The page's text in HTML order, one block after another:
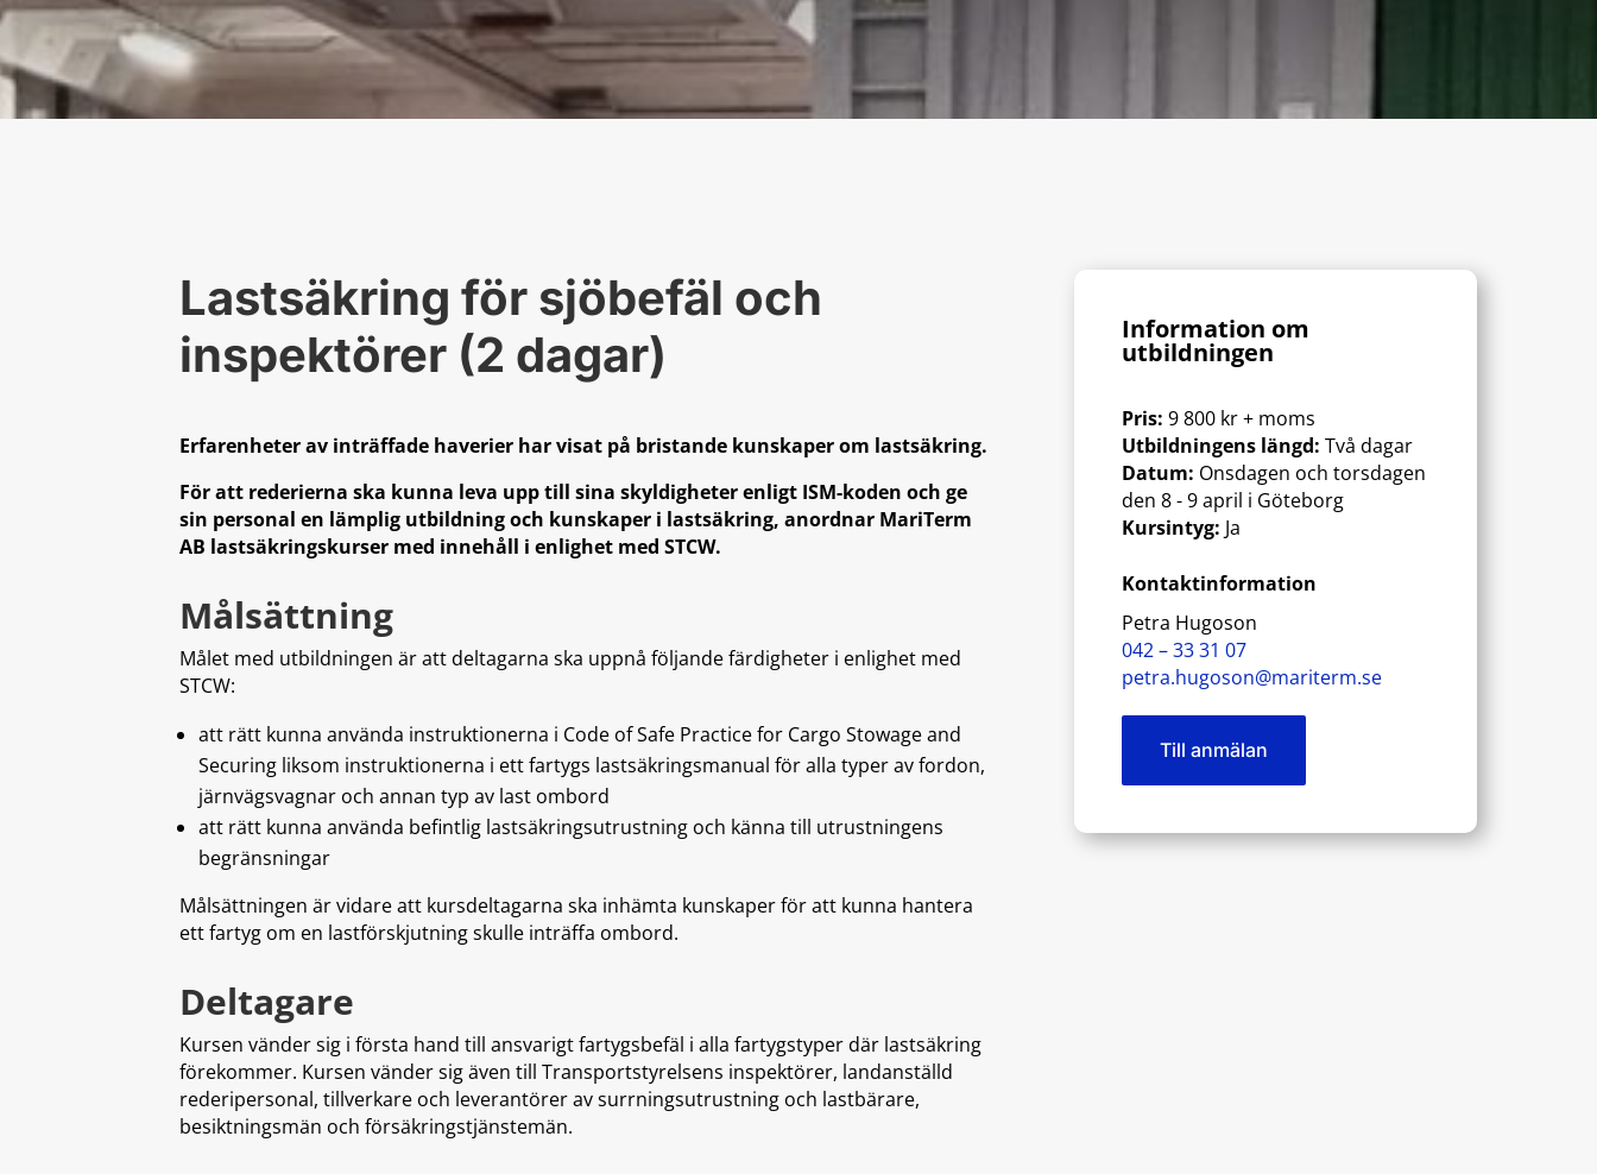
Lastsäkring för sjöbefäl och
inspektörer (2 dagar)
Erfarenheter av inträffade haverier har visat på bristande kunskaper om lastsäkring.
För att rederierna ska kunna leva upp till sina skyldigheter enligt ISM-koden och ge
sin personal en lämplig utbildning och kunskaper i lastsäkring, anordnar MariTerm
AB lastsäkringskurser med innehåll i enlighet med STCW.
Målsättning
Målet med utbildningen är att deltagarna ska uppnå följande färdigheter i enlighet med
STCW:
att rätt kunna använda instruktionerna i Code of Safe Practice for Cargo Stowage and
Securing liksom instruktionerna i ett fartygs lastsäkringsmanual för alla typer av fordon,
järnvägsvagnar och annan typ av last ombord
att rätt kunna använda befintlig lastsäkringsutrustning och känna till utrustningens
begränsningar
Målsättningen är vidare att kursdeltagarna ska inhämta kunskaper för att kunna hantera
ett fartyg om en lastförskjutning skulle inträffa ombord.
Deltagare
Kursen vänder sig i första hand till ansvarigt fartygsbefäl i alla fartygstyper där lastsäkring
förekommer. Kursen vänder sig även till Transportstyrelsens inspektörer, landanställd
rederipersonal, tillverkare och leverantörer av surrningsutrustning och lastbärare,
besiktningsmän och försäkringstjänstemän.
Information om
utbildningen
Pris:9 800 kr + moms
Utbildningens längd:Två dagar
Datum: Onsdagen och torsdagen
den 8 - 9 april i Göteborg
Kursintyg: Ja
Kontaktinformation
Petra Hugoson
042 – 33 31 07
petra.hugoson@mariterm.se
Till anmälan